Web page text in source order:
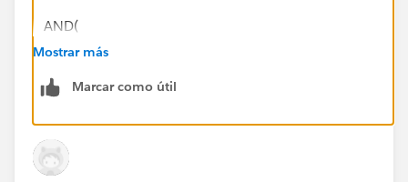
AND(
02-11'),
02-17')
Mostrar más
Marcar como útil